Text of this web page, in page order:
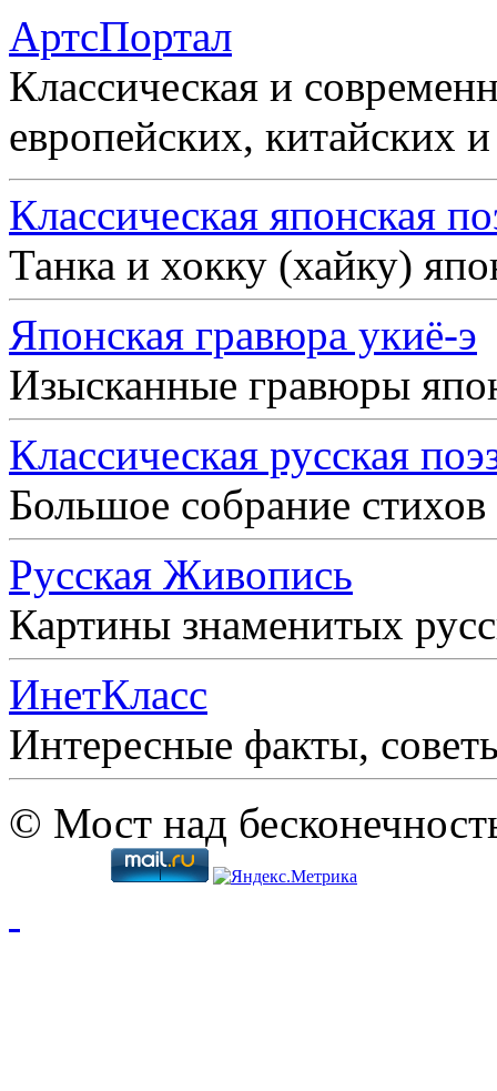
АртсПортал
Классическая и
европейских, китайских
Классическая японская
Танка и хокку (хайку)
Японская гравюра укиё-э
Изысканные гравюры
Классическая русская
Большое собрание
Русская Живопись
Картины знаменитых
ИнетКласс
Интересные факты,
© Мост над